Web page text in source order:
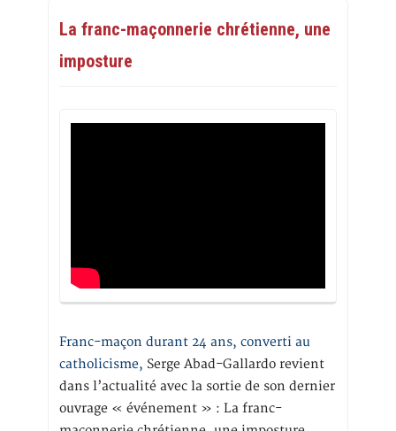
La franc-maçonnerie chrétienne, une
imposture
Franc-maçon durant 24 ans, converti au
catholicisme, Serge Abad-Gallardo revient
dans l’actualité avec la sortie de son dernier
ouvrage « événement » : La franc-